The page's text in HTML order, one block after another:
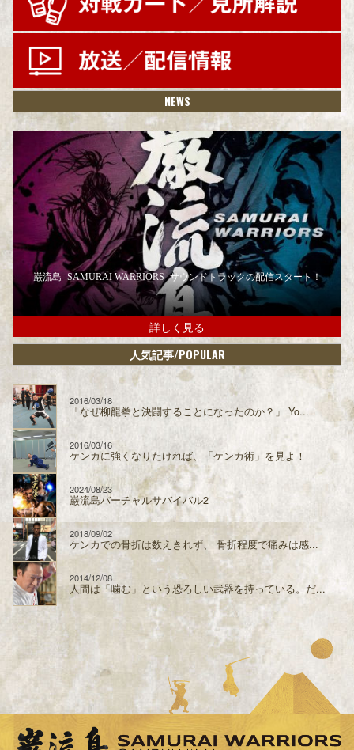
NEWS
巌流島 -SAMURAI WARRIORS- サウンドトラックの配信スタート！
詳しく見る
人気記事/POPULAR
2016/03/18
「なぜ柳龍拳と決闘することになったのか？」 Yo...
2016/03/16
ケンカに強くなりたければ、「ケンカ術」を見よ！
2024/08/23
巌流島バーチャルサバイバル2
2018/09/02
ケンカでの骨折は数えきれず、 骨折程度で痛みは感...
2014/12/08
人間は「噛む」という恐ろしい武器を持っている。だ...